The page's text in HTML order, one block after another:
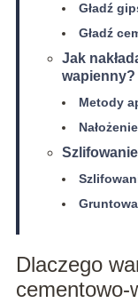
Gładź
Gładź
Jak
wapienny?
Metody
Dlaczego
cementowo-